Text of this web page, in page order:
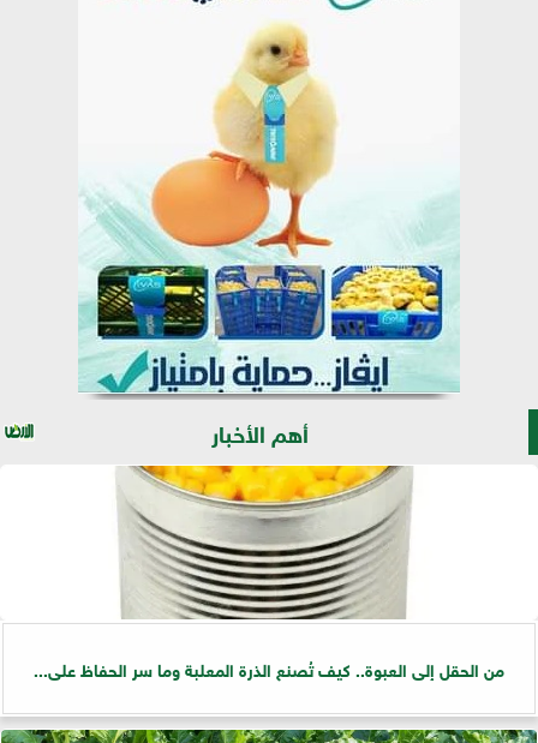
أهم الأخبار
من الحقل إلى العبوة.. كيف تُصنع الذرة المعلبة وما سر الحفاظ على...